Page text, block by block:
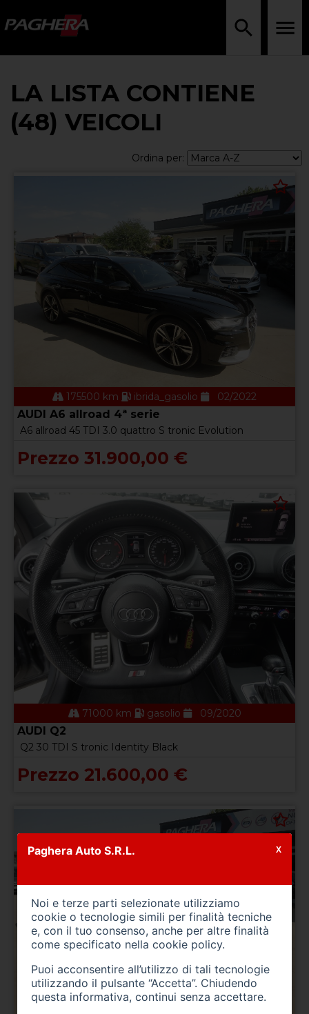
LA LISTA CONTIENE
(48) VEICOLI
Ordina per:
175500 km ibrida_gasolio 02/2022
AUDI A6 allroad 4ª serie
A6 allroad 45 TDI 3.0 quattro S tronic Evolution
Prezzo 31.900,00 €
71000 km gasolio 09/2020
AUDI Q2
Q2 30 TDI S tronic Identity Black
Prezzo 21.600,00 €
Paghera Auto S.R.L.
Noi e terze parti selezionate utilizziamo
cookie o tecnologie simili per finalità tecniche
e, con il tuo consenso, anche per altre finalità
come specificato nella cookie policy.
Puoi acconsentire all’utilizzo di tali tecnologie
utilizzando il pulsante “Accetta”. Chiudendo
questa informativa, continui senza accettare.
X